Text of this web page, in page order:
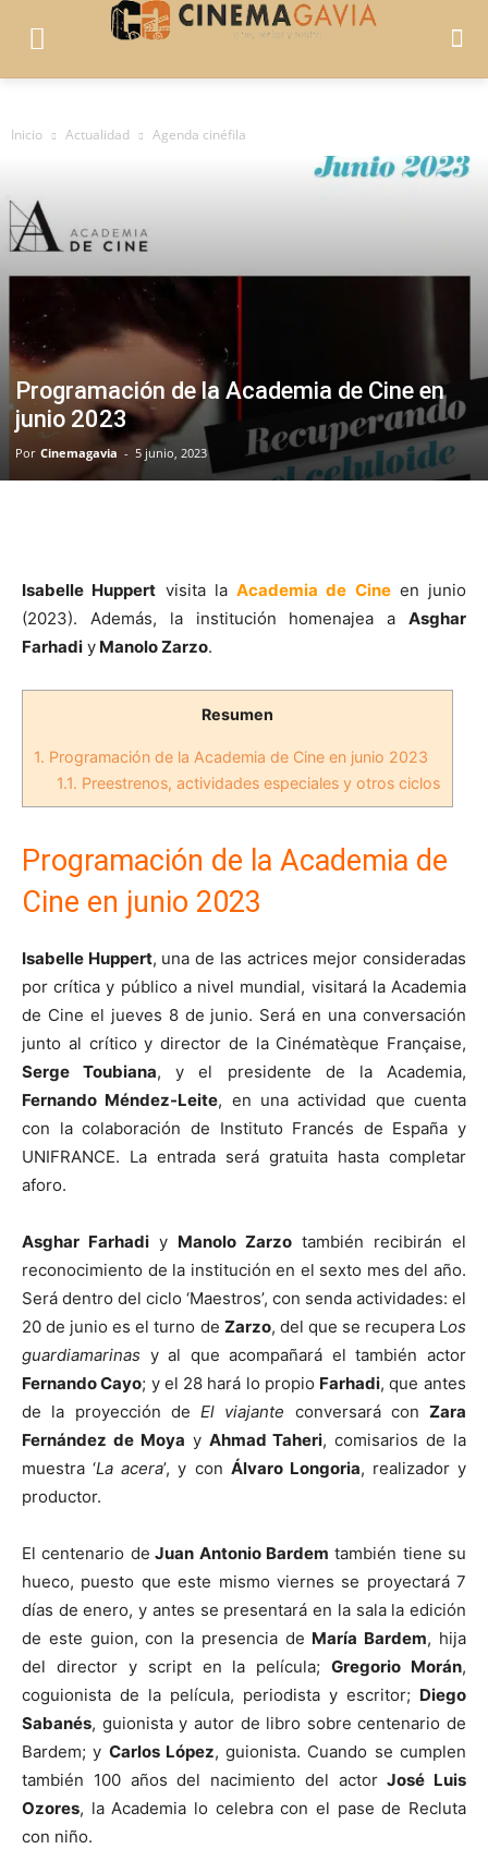
Inicio Actualidad Agenda cinéfila
Programación de la Academia de Cine en
junio 2023
Por Cinemagavia - 5 junio, 2023
Isabelle Huppert visita la Academia de Cine en junio
(2023). Además, la institución homenajea a Asghar
Farhadi y Manolo Zarzo.
Resumen
1. Programación de la Academia de Cine en junio 2023
1.1. Preestrenos, actividades especiales y otros ciclos
Programación de la Academia de
Cine en junio 2023
Isabelle Huppert, una de las actrices mejor consideradas
por crítica y público a nivel mundial, visitará la Academia
de Cine el jueves 8 de junio. Será en una conversación
junto al crítico y director de la Cinématèque Française,
Serge Toubiana, y el presidente de la Academia,
Fernando Méndez-Leite, en una actividad que cuenta
con la colaboración de Instituto Francés de España y
UNIFRANCE. La entrada será gratuita hasta completar
aforo.
Asghar Farhadi y Manolo Zarzo también recibirán el
reconocimiento de la institución en el sexto mes del año.
Será dentro del ciclo ‘Maestros’, con senda actividades: el
20 de junio es el turno de Zarzo, del que se recupera Los
guardiamarinas y al que acompañará el también actor
Fernando Cayo; y el 28 hará lo propio Farhadi, que antes
de la proyección de El viajante conversará con Zara
Fernández de Moya y Ahmad Taheri, comisarios de la
muestra ‘La acera’, y con Álvaro Longoria, realizador y
productor.
El centenario de Juan Antonio Bardem también tiene su
hueco, puesto que este mismo viernes se proyectará 7
días de enero, y antes se presentará en la sala la edición
de este guion, con la presencia de María Bardem, hija
del director y script en la película;Gregorio Morán,
coguionista de la película, periodista y escritor; Diego
Sabanés, guionista y autor de libro sobre centenario de
Bardem; y Carlos López, guionista. Cuando se cumplen
también 100 años del nacimiento del actorJosé Luis
Ozores, la Academia lo celebra con el pase de Recluta
con niño.